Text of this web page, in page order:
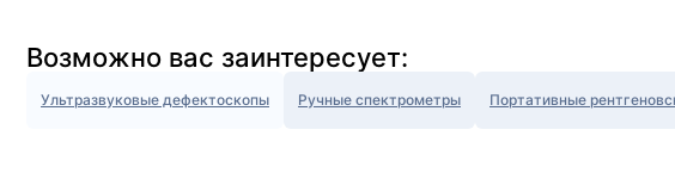
Возможно вас заинтересует:
Ультразвуковые дефектоскопы Ручные спектрометры Портативные